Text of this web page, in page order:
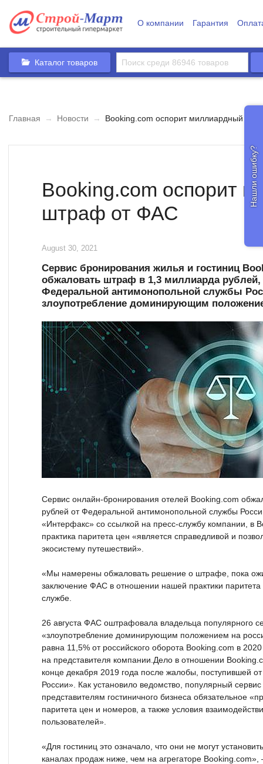
О компании Гарантия
Каталог товаров
Главная → Новости → Booking.com оспорит миллиардный
Booking.com оспорит
штраф от ФАС
August 30, 2021
Сервис бронирования жилья и гостиниц
обжаловать штраф в 1,3 миллиарда
Федеральной антимонопольной службы
злоупотребление доминирующим
Сервис онлайн-бронирования отелей Booking.com
рублей от Федеральной антимонопольной службы
«Интерфакс» со ссылкой на пресс-службу компании, в
практика паритета цен «является справедливой и
экосистему путешествий».
«Мы намерены обжаловать решение о штрафе, пока
заключение ФАС в отношении нашей практики
службе.
26 августа ФАС оштрафовала владельца популярного
«злоупотребление доминирующим положением на
равна 11,5% от российского оборота Booking.com в
на представителя компании.Дело в отношении
конце декабря 2019 года после жалобы, поступившей
России». Как установило ведомство, популярный
представителям гостиничного бизнеса обязательное
паритета цен и номеров, а также условия
пользователей».
«Для гостиниц это означало, что они не могут
каналах продаж ниже, чем на агрегаторе
Нашли ошибку?